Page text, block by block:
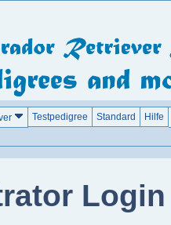
Testpedigree Standard Hilfe
Login